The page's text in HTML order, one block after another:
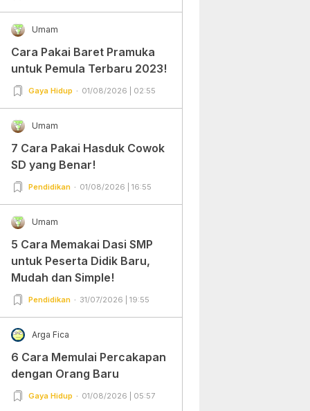
Umam
Cara Pakai Baret Pramuka
untuk Pemula Terbaru 2023!
Gaya Hidup 01/08/2026 | 02:55
Umam
7 Cara Pakai Hasduk Cowok
SD yang Benar!
Pendidikan 01/08/2026 | 16:55
Umam
5 Cara Memakai Dasi SMP
untuk Peserta Didik Baru,
Mudah dan Simple!
Pendidikan 31/07/2026 | 19:55
Arga Fica
6 Cara Memulai Percakapan
dengan Orang Baru
Gaya Hidup 01/08/2026 | 05:57